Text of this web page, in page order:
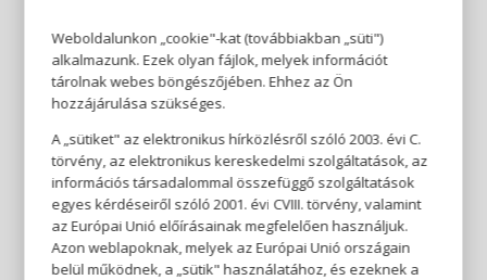
Weboldalunkon „cookie"-kat (továbbiakban „süti")
alkalmazunk. Ezek olyan fájlok, melyek információt
tárolnak webes böngészőjében. Ehhez az Ön
hozzájárulása szükséges.
A „sütiket" az elektronikus hírközlésről szóló 2003. évi C.
törvény, az elektronikus kereskedelmi szolgáltatások, az
információs társadalommal összefüggő szolgáltatások
egyes kérdéseiről szóló 2001. évi CVIII. törvény, valamint
az Európai Unió előírásainak megfelelően használjuk.
Azon weblapoknak, melyek az Európai Unió országain
belül működnek, a „sütik" használatához, és ezeknek a